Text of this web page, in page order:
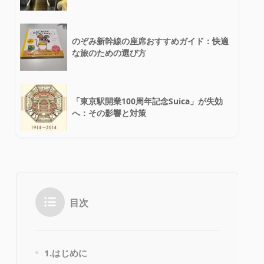
のぞみ新幹線の座席おすすめガイド：快適
な旅のための選び方
「東京駅開業100周年記念Suica」が失効
へ：その影響と対策
目次
1.はじめに